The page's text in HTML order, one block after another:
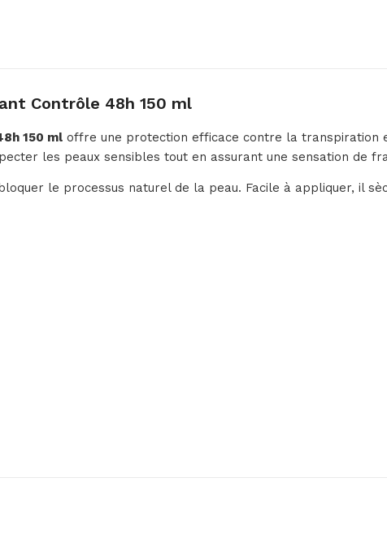
Contrôle 48h 150 ml
150 ml offre une protection efficace contre la transpiration
les peaux sensibles tout en assurant une sensation de
le processus naturel de la peau. Facile à appliquer, il